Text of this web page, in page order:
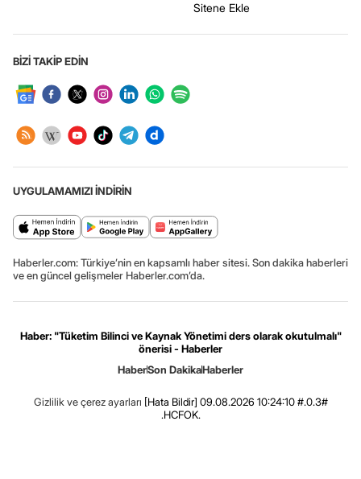
Sitene Ekle
BİZİ TAKİP EDİN
UYGULAMAMIZI İNDİRİN
Haberler.com: Türkiye’nin en kapsamlı haber sitesi. Son dakika haberleri
ve en güncel gelişmeler Haberler.com’da.
Haber: "Tüketim Bilinci ve Kaynak Yönetimi ders olarak okutulmalı"
önerisi - Haberler
HaberSon DakikaHaberler
Gizlilik ve çerez ayarları [Hata Bildir] 09.08.2026 10:24:10 #.0.3#
.HCFOK.